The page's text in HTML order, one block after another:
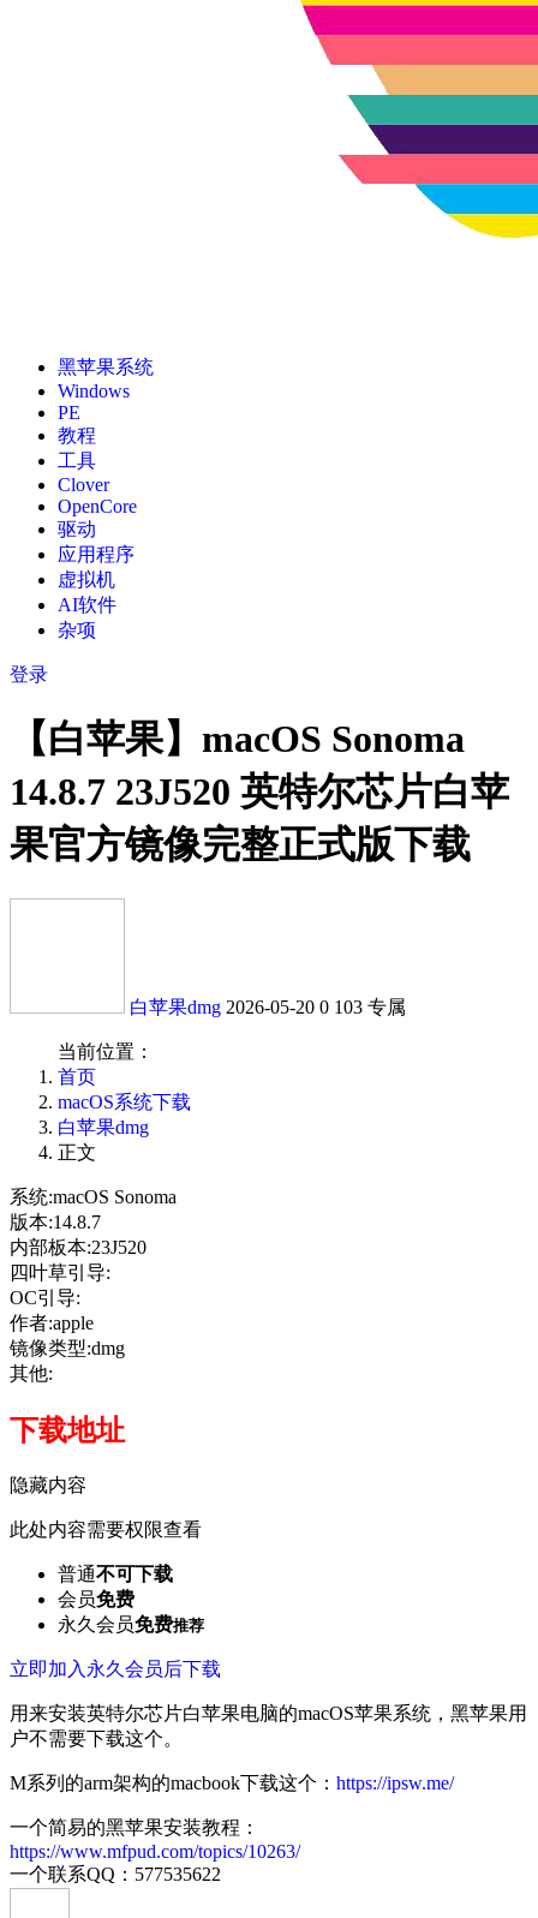
黑苹果系统
Windows
PE
教程
工具
Clover
OpenCore
驱动
应用程序
虚拟机
AI软件
杂项
登录
【白苹果】macOS Sonoma
14.8.7 23J520 英特尔芯片白苹
果官方镜像完整正式版下载
白苹果dmg 2026-05-20 0 103 专属
当前位置：
首页
macOS系统下载
白苹果dmg
正文
系统:macOS Sonoma
版本:14.8.7
内部板本:23J520
四叶草引导:
OC引导:
作者:apple
镜像类型:dmg
其他:
下载地址
隐藏内容
此处内容需要权限查看
普通不可下载
会员免费
永久会员免费推荐
立即加入永久会员后下载
用来安装英特尔芯片白苹果电脑的macOS苹果系统，黑苹果用
户不需要下载这个。
M系列的arm架构的macbook下载这个： https://ipsw.me/
一个简易的黑苹果安装教程：
https://www.mfpud.com/topics/10263/
一个联系QQ：577535622